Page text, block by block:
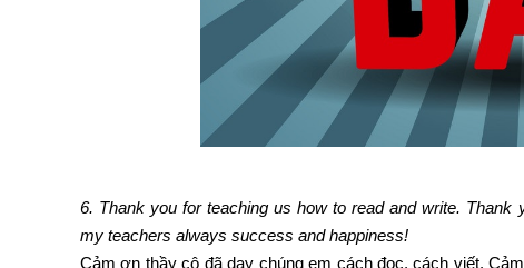
6. Thank you for teaching us how to read and write.
my teachers always success and happiness!
Cảm ơn thầy cô đã dạy chúng em cách đọc, cách viết.